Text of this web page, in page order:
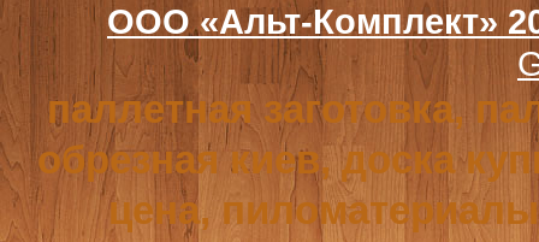
ООО «Альт-Комплект»
паллетная заготовка,
обрезная киев, доска
цена,